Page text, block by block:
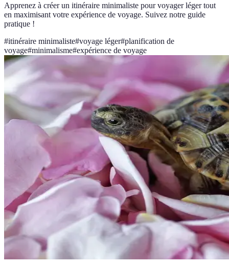
Apprenez à créer un itinéraire minimaliste pour voyager léger tout
en maximisant votre expérience de voyage. Suivez notre guide
pratique !
#itinéraire minimaliste#voyage léger#planification de
voyage#minimalisme#expérience de voyage